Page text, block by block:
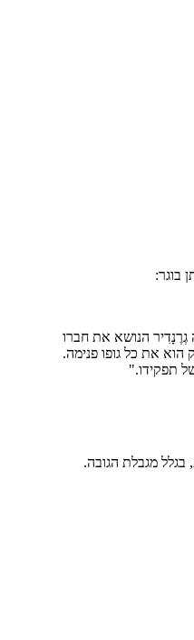
בוגר:
הנושא את חברו
את כל גופו פנימה.
תפקידו."
בגלל מגבלת הגובה.